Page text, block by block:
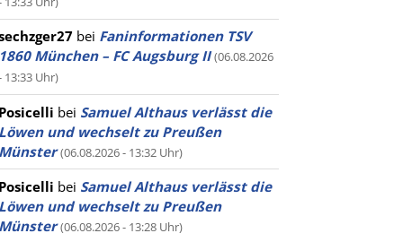
bei Faninformationen TSV
München – FC Augsburg II (06.08.2026
13:33 Uhr)
bei Samuel Althaus verlässt die
und wechselt zu Preußen
(06.08.2026 - 13:32 Uhr)
bei Samuel Althaus verlässt die
und wechselt zu Preußen
(06.08.2026 - 13:28 Uhr)